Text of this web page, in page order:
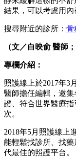
結果，可以考慮用內
搜尋附近的診所： 骨
（文／白映俞 醫師
專欄介紹：
照護線上於2017年3
醫師擔任編輯，邀
證、符合世界醫療
次。
2018年5月照護線上
能輕鬆找診所、找
代最佳的照護平台。